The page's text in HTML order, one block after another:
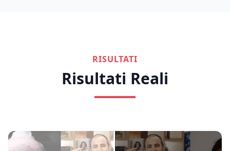
RISULTATI
Risultati Reali